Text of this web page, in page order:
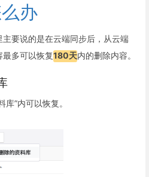
办
要说的是在云端同步后，从云端
多可以恢复180天内的删除内容。
库”内可以恢复。